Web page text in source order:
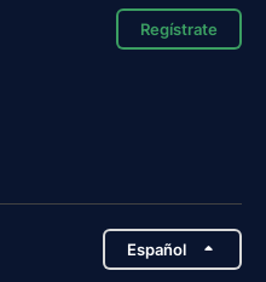
Regístrate
Español